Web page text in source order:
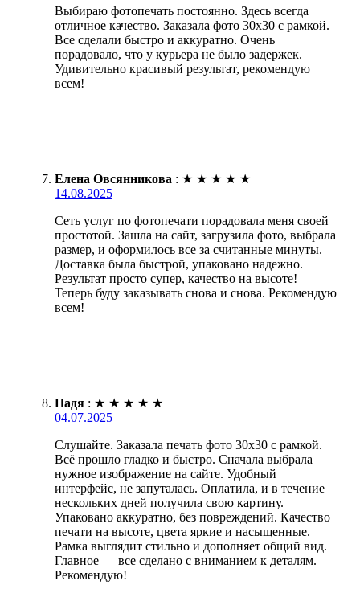
Выбираю фотопечать постоянно. Здесь всегда
отличное качество. Заказала фото 30х30 с рамкой.
Все сделали быстро и аккуратно. Очень
порадовало, что у курьера не было задержек.
Удивительно красивый результат, рекомендую
всем!
Елена Овсянникова : ★ ★ ★ ★ ★
14.08.2025
Сеть услуг по фотопечати порадовала меня своей
простотой. Зашла на сайт, загрузила фото, выбрала
размер, и оформилось все за считанные минуты.
Доставка была быстрой, упаковано надежно.
Результат просто супер, качество на высоте!
Теперь буду заказывать снова и снова. Рекомендую
всем!
Надя : ★ ★ ★ ★ ★
04.07.2025
Слушайте. Заказала печать фото 30х30 с рамкой.
Всё прошло гладко и быстро. Сначала выбрала
нужное изображение на сайте. Удобный
интерфейс, не запуталась. Оплатила, и в течение
нескольких дней получила свою картину.
Упаковано аккуратно, без повреждений. Качество
печати на высоте, цвета яркие и насыщенные.
Рамка выглядит стильно и дополняет общий вид.
Главное — все сделано с вниманием к деталям.
Рекомендую!